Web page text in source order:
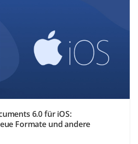
6.0 für iOS:
Formate und andere